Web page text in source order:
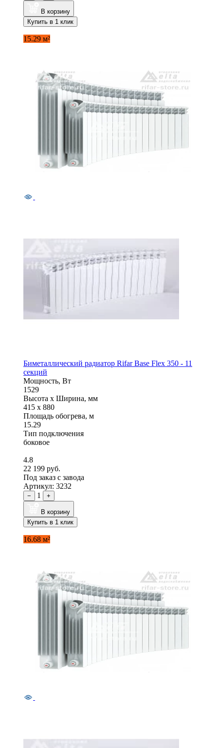
В корзину
Купить в 1 клик
15.29 м²
Биметаллический радиатор Rifar Base Flex 350 - 11
секций
Мощность, Вт
1529
Высота x Ширина, мм
415 x 880
Площадь обогрева, м
15.29
Тип подключения
боковое
4.8
22 199 руб.
Под заказ с завода
Артикул: 3232
− 1 +
В корзину
Купить в 1 клик
16.68 м²